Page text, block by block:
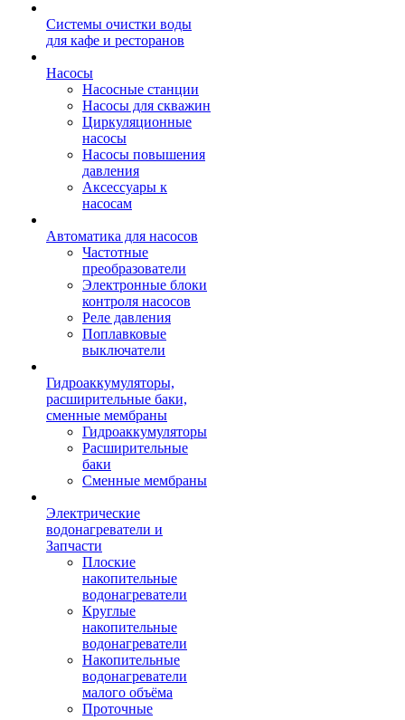
Системы очистки воды
для кафе и ресторанов
Насосы
Насосные станции
Насосы для скважин
Циркуляционные
насосы
Насосы повышения
давления
Аксессуары к
насосам
Автоматика для насосов
Частотные
преобразователи
Электронные блоки
контроля насосов
Реле давления
Поплавковые
выключатели
Гидроаккумуляторы,
расширительные баки,
сменные мембраны
Гидроаккумуляторы
Расширительные
баки
Сменные мембраны
Электрические
водонагреватели и
Запчасти
Плоские
накопительные
водонагреватели
Круглые
накопительные
водонагреватели
Накопительные
водонагреватели
малого объёма
Проточные